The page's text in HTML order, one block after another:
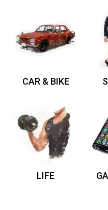
CAR & BIKE
LIFE